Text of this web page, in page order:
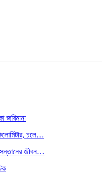
জরিমানা
চলে…
সন্তানের জীবন…